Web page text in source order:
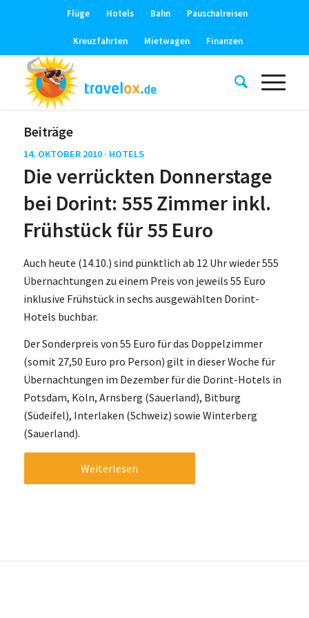
Flüge Hotels Bahn Pauschalreisen
Kreuzfahrten Mietwagen Finanzen
Beiträge
14. OKTOBER 2010 · HOTELS
Die verrückten Donnerstage
bei Dorint: 555 Zimmer inkl.
Frühstück für 55 Euro
Auch heute (14.10.) sind pünktlich ab 12 Uhr wieder 555
Übernachtungen zu einem Preis von jeweils 55 Euro
inklusive Frühstück in sechs ausgewählten Dorint-
Hotels buchbar.
Der Sonderpreis von 55 Euro für das Doppelzimmer
(somit 27,50 Euro pro Person) gilt in dieser Woche für
Übernachtungen im Dezember für die Dorint-Hotels in
Potsdam, Köln, Arnsberg (Sauerland), Bitburg
(Südeifel), Interlaken (Schweiz) sowie Winterberg
(Sauerland).
Weiterlesen